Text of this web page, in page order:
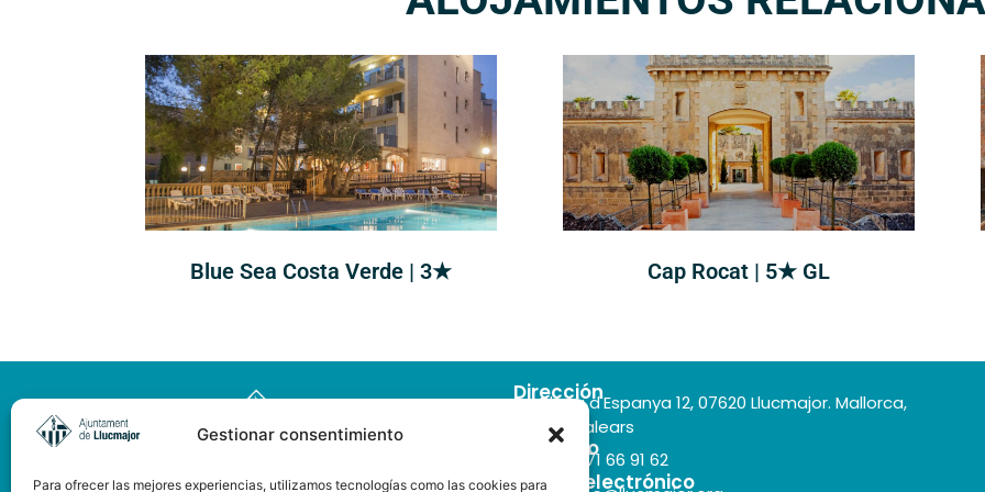
Gestionar consentimiento
Para ofrecer las mejores experiencias, utilizamos tecnologías como las cookies para
Blue Sea Costa Verde | 3★ Cap Rocat | 5★ GL
Dirección
Plaça d'Espanya 12, 07620 Llucmajor. Mallorca,
Illes Balears
Teléfono
+34 971 66 91 62
Correo electrónico